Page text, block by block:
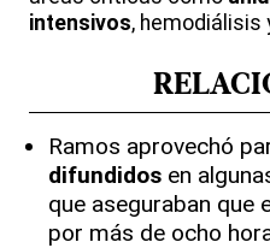
intensivos, hemodiálisis
Ramos aprovechó
difundidos en
que aseguraban que
por más de ocho